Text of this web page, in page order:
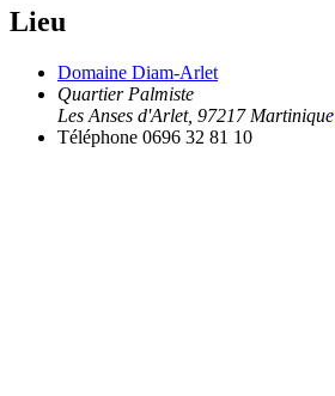
Lieu
Domaine Diam-Arlet
Quartier Palmiste
Les Anses d'Arlet, 97217 Martinique
Téléphone 0696 32 81 10